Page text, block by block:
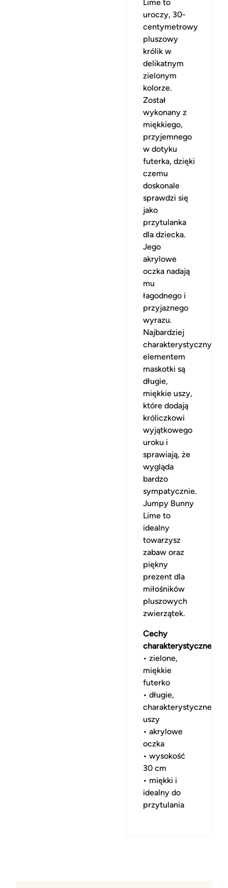
Lime to
uroczy, 30-
centymetrowy
pluszowy
królik w
delikatnym
zielonym
kolorze.
Został
wykonany z
miękkiego,
przyjemnego
w dotyku
futerka, dzięki
czemu
doskonale
sprawdzi się
jako
przytulanka
dla dziecka.
Jego
akrylowe
oczka nadają
mu
łagodnego i
przyjaznego
wyrazu.
Najbardziej
charakterystycznym
elementem
maskotki są
długie,
miękkie uszy,
które dodają
króliczkowi
wyjątkowego
uroku i
sprawiają, że
wygląda
bardzo
sympatycznie.
Jumpy Bunny
Lime to
idealny
towarzysz
zabaw oraz
piękny
prezent dla
miłośników
pluszowych
zwierzątek.
Cechy
charakterystyczne:
• zielone,
miękkie
futerko
• długie,
charakterystyczne
uszy
• akrylowe
oczka
• wysokość
30 cm
• miękki i
idealny do
przytulania